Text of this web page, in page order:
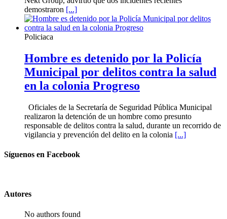
demostraron [...]
Policiaca
Hombre es detenido por la Policía
Municipal por delitos contra la salud
en la colonia Progreso
Oficiales de la Secretaría de Seguridad Pública Municipal
realizaron la detención de un hombre como presunto
responsable de delitos contra la salud, durante un recorrido de
vigilancia y prevención del delito en la colonia [...]
Síguenos en Facebook
Autores
No authors found